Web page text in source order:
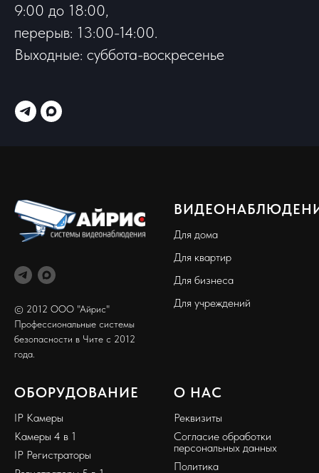
9:00 до 18:00,
перерыв: 13:00-14:00.
Выходные: суббота-воскресенье
© 2012 ООО "Айрис"
Профессиональные системы
безопасности в Чите с 2012
года.
Для дома
Для квартир
Для бизнеса
Для учреждений
ОБОРУДОВАНИЕ
IP Камеры
Камеры 4 в 1
IP Регистраторы
О НАС
Реквизиты
Согласие обработки
персональных данных
Политика